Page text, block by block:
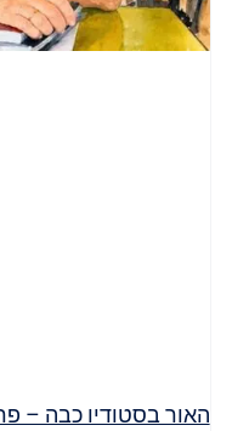
האור בסטודיו כבה –